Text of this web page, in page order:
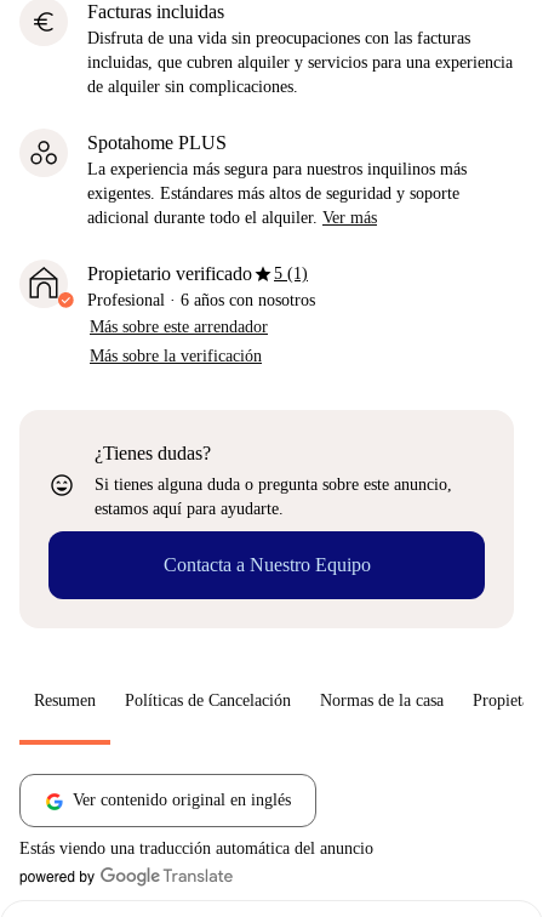
euro Facturas incluidas
Disfruta de una vida sin preocupaciones con las facturas
incluidas, que cubren alquiler y servicios para una experiencia
de alquiler sin complicaciones.
Spotahome PLUS
La experiencia más segura para nuestros inquilinos más
exigentes. Estándares más altos de seguridad y soporte
adicional durante todo el alquiler. Ver más
Propietario verificadostar5 (1)
Profesional · 6 años con nosotros
Más sobre este arrendador
Más sobre la verificación
sentiment_very_satisfied
¿Tienes dudas?
Si tienes alguna duda o pregunta sobre este anuncio,
estamos aquí para ayudarte.
Contacta a Nuestro Equipo
Resumen Políticas de Cancelación Normas de la casa
Ver contenido original en inglés
Estás viendo una traducción automática del anuncio